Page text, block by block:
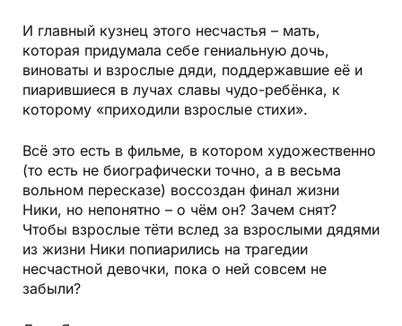
И главный кузнец этого несчастья – мать,
которая придумала себе гениальную дочь,
виноваты и взрослые дяди, поддержавшие её и
пиарившиеся в лучах славы чудо-ребёнка, к
которому «приходили взрослые стихи».
Всё это есть в фильме, в котором художественно
(то есть не биографически точно, а в весьма
вольном пересказе) воссоздан финал жизни
Ники, но непонятно – о чём он? Зачем снят?
Чтобы взрослые тёти вслед за взрослыми дядями
из жизни Ники попиарились на трагедии
несчастной девочки, пока о ней совсем не
забыли?